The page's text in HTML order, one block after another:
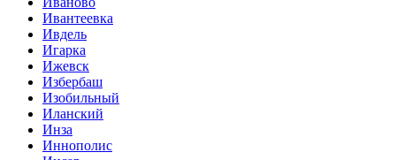
Ивантеевка
Ивдель
Игарка
Ижевск
Избербаш
Изобильный
Иланский
Инза
Иннополис